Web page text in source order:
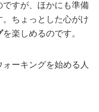
すが、ほかにも準備
ちょっとした心がけ
を楽しめるのです。
ーキングを始める人